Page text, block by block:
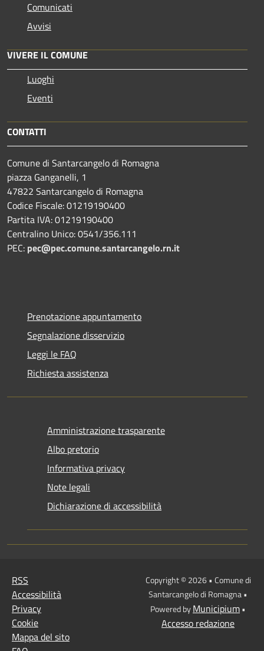
Comunicati
Avvisi
VIVERE IL COMUNE
Luoghi
Eventi
CONTATTI
Comune di Santarcangelo di Romagna
piazza Ganganelli, 1
47822 Santarcangelo di Romagna
Codice Fiscale: 01219190400
Partita IVA: 01219190400
Centralino Unico: 0541/356.111
PEC: pec@pec.comune.santarcangelo.rn.it
Prenotazione appuntamento
Segnalazione disservizio
Leggi le FAQ
Richiesta assistenza
Amministrazione trasparente
Albo pretorio
Informativa privacy
Note legali
Dichiarazione di accessibilità
RSS
Accessibilità
Privacy
Cookie
Mappa del sito
Copyright © 2026 • Comune di
Santarcangelo di Romagna •
Powered byMunicipium•
Accesso redazione